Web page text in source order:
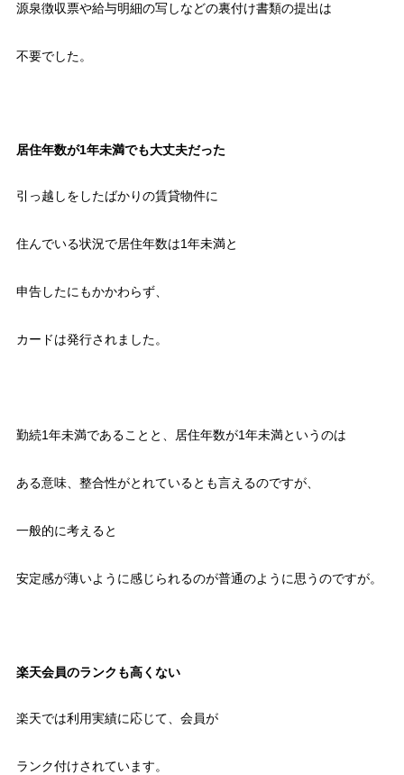
源泉徴収票や給与明細の写しなどの裏付け書類の提出は
不要でした。
居住年数が1年未満でも大丈夫だった
引っ越しをしたばかりの賃貸物件に
住んでいる状況で居住年数は1年未満と
申告したにもかかわらず、
カードは発行されました。
勤続1年未満であることと、居住年数が1年未満というのは
ある意味、整合性がとれているとも言えるのですが、
一般的に考えると
安定感が薄いように感じられるのが普通のように思うのですが。
楽天会員のランクも高くない
楽天では利用実績に応じて、会員が
ランク付けされています。